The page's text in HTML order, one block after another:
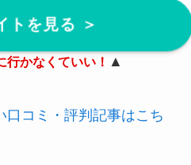
トを見る ＞
行かなくていい！ ▲
口コミ・評判記事はこち